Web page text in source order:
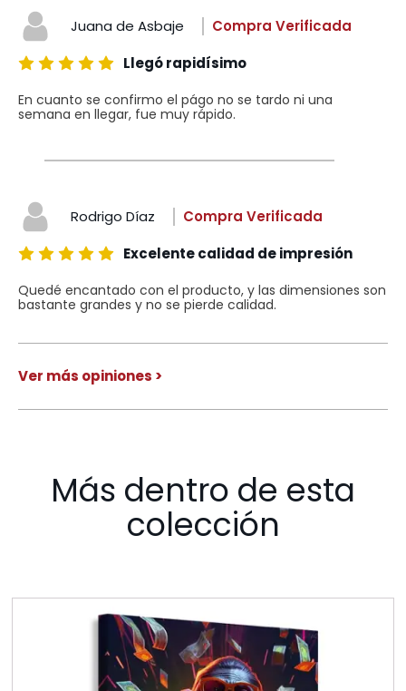
Juana de Asbaje
Compra Verificada
Llegó rapidísimo
En cuanto se confirmo el págo no se tardo ni una
semana en llegar, fue muy rápido.
Rodrigo Díaz
Compra Verificada
Excelente calidad de impresión
Quedé encantado con el producto, y las dimensiones son
bastante grandes y no se pierde calidad.
Ver más opiniones >
Más dentro de esta
colección